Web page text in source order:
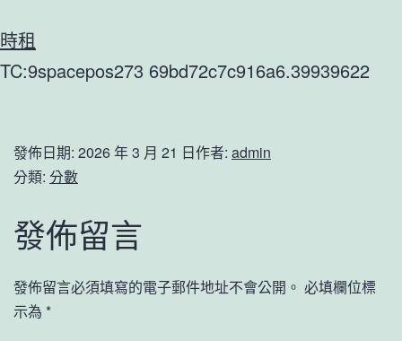
時租
TC:9spacepos273 69bd72c7c916a6.39939622
發佈日期: 2026 年 3 月 21 日作者: admin
分類: 分數
發佈留言
發佈留言必須填寫的電子郵件地址不會公開。 必填欄位標
示為 *